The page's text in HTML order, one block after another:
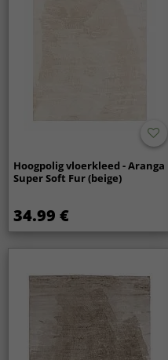
Hoogpolig vloerkleed - Aranga
Super Soft Fur (beige)
34.99 €